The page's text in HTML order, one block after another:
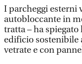
I parcheggi esterni
autobloccante in
tratta – ha spiegato
edificio sostenibile
vetrate e con